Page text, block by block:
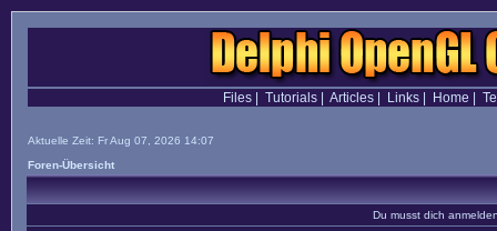
Files| Tutorials| Articles| Links| Home
Aktuelle Zeit: Fr Aug 07, 2026 14:07
Foren-Übersicht
Du musst dich